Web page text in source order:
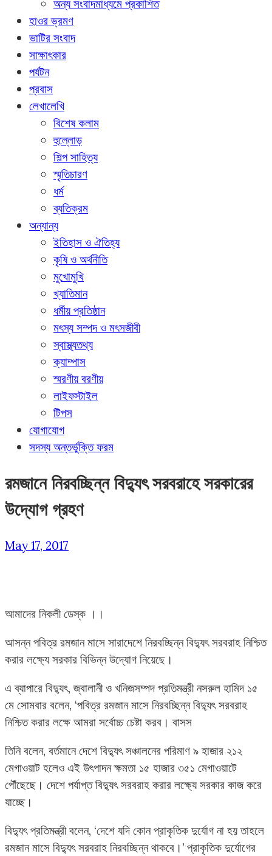
অন্য সংবাদমাধ্যমে প্রকাশিত
হাওর ভ্রমণ
ভাটির সংবাদ
সাক্ষাৎকার
পর্যটন
প্রবাস
লেখালেখি
বিশেষ কলাম
হুল্লোড়
শিল্প সাহিত্য
স্মৃতিচারণ
ধর্ম
ব্যতিক্রম
অন্যান্য
ইতিহাস ও ঐতিহ্য
কৃষি ও অর্থনীতি
মুখোমুখি
খ্যাতিমান
ধর্মীয় প্রতিষ্ঠান
মৎস্য সম্পদ ও মৎসজীবী
স্বাস্থ্যতথ্য
ক্যাম্পাস
স্মরণীয় বরণীয়
লাইফস্টাইল
টিপস
যোগাযোগ
সদস্য অন্তর্ভুক্তি ফরম
রমজানে নিরবচ্ছিন্ন বিদ্যুৎ সরবরাহে সরকারের
উদ্যোগ গ্রহণ
May 17, 2017
আমাদের নিকলী ডেস্ক ।।
আসন্ন পবিত্র রমজান মাসে সারাদেশে নিরবচ্ছিন্ন বিদ্যুৎ সরবরাহ নিশ্চিত
করার লক্ষ্যে সরকার বিভিন্ন উদ্যোগ নিয়েছে।
এ ব্যাপারে বিদ্যুৎ, জ্বালানী ও খনিজসম্পদ প্রতিমন্ত্রী নসরুল হামিদ ১৫
মে সোমবার বলেন, ‘পবিত্র রমজান মাসে নিরবচ্ছিন্ন বিদ্যুৎ সরবরাহ
নিশ্চিত করার লক্ষে আমরা সর্বোচ্চ চেষ্টা করব। বাসস
তিনি বলেন, বর্তমানে দেশে বিদ্যুৎ সঞ্চালনের পরিমাণ ৯ হাজার ২১২
মেগাওয়াট হলেও এই উৎপাদন ক্ষমতা ১৫ হাজার ৩৫১ মেগাওয়াটে
পৌঁছেছে। দেশে পর্যাপ্ত বিদ্যুৎ সরবরাহ করার লক্ষ্যে সরকার কাজ করে
যাচ্ছে।
বিদ্যুৎ প্রতিমন্ত্রী বলেন, ‘দেশে যদি কোন প্রাকৃতিক দুর্যোগ না হয় তাহলে
রমজান মাসে বিদ্যুৎ সরবরাহ নিরবচ্ছিন্ন থাকবে।’ প্রাকৃতিক দুর্যোগের